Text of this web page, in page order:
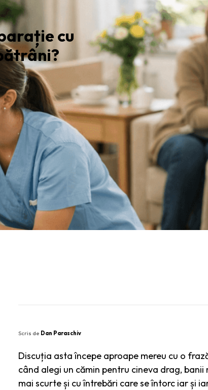
cu
Scris de Dan Paraschiv
Discuția asta începe aproape mereu cu o
când alegi un cămin pentru cineva drag,
mai scurte și cu întrebări care se întorc iar și